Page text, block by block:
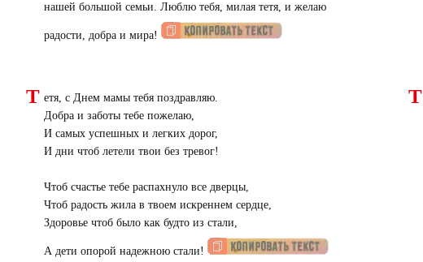
нашей большой семьи. Люблю тебя, милая тетя, и желаю
радости, добра и мира!
Т етя, с Днем мамы тебя поздравляю.
Добра и заботы тебе пожелаю,
И самых успешных и легких дорог,
И дни чтоб летели твои без тревог!
Чтоб счастье тебе распахнуло все дверцы,
Чтоб радость жила в твоем искреннем сердце,
Здоровье чтоб было как будто из стали,
А дети опорой надежною стали!
Т